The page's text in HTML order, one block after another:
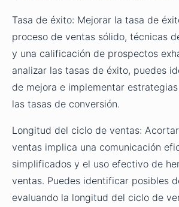
Tasa de éxito: Mejorar la tasa de
proceso de ventas sólido, técnicas
y una calificación de prospectos
analizar las tasas de éxito, puedes
de mejora e implementar
las tasas de conversión.
Longitud del ciclo de ventas:
ventas implica una comunicación
simplificados y el uso efectivo de
ventas. Puedes identificar posibles
evaluando la longitud del ciclo de